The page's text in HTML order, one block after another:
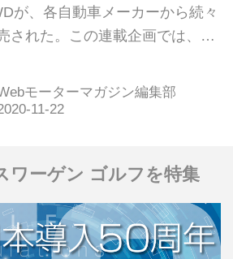
が、各自動車メーカーから続々
された。この連載企画では、今
泥臭さやワイルドさ」を前面に
したクロカン4WDを紹介する。
モーターマガジン編集部
ワーゲン ゴルフを特集